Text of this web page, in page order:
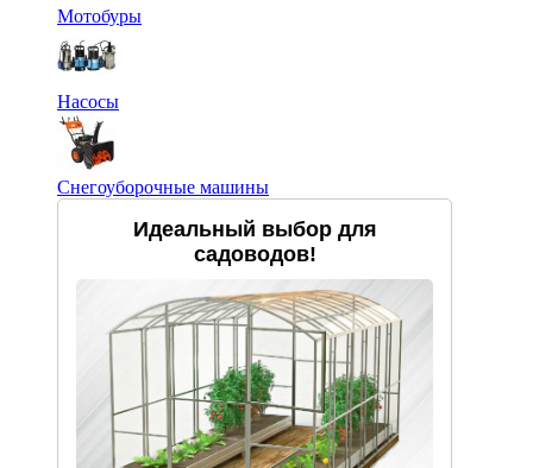
Мотобуры
Насосы
Снегоуборочные машины
Идеальный выбор для
садоводов!